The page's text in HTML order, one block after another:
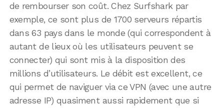
de rembourser son coût. Chez Surfshark par
exemple, ce sont plus de 1700 serveurs répartis
dans 63 pays dans le monde (qui correspondent à
autant de lieux où les utilisateurs peuvent se
connecter) qui sont mis à la disposition des
millions d’utilisateurs. Le débit est excellent, ce
qui permet de naviguer via ce VPN (avec une autre
adresse IP) quasiment aussi rapidement que si